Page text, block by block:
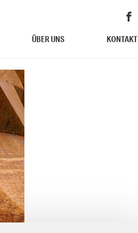
ÜBER UNS KONTAKT